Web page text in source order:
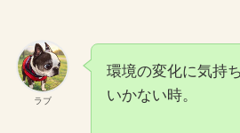
ラブ
環境の変化に気持
いかない時。